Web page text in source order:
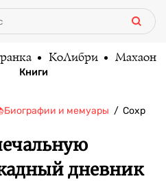
КоЛибри Махаон
Книги
и мемуары
дневник